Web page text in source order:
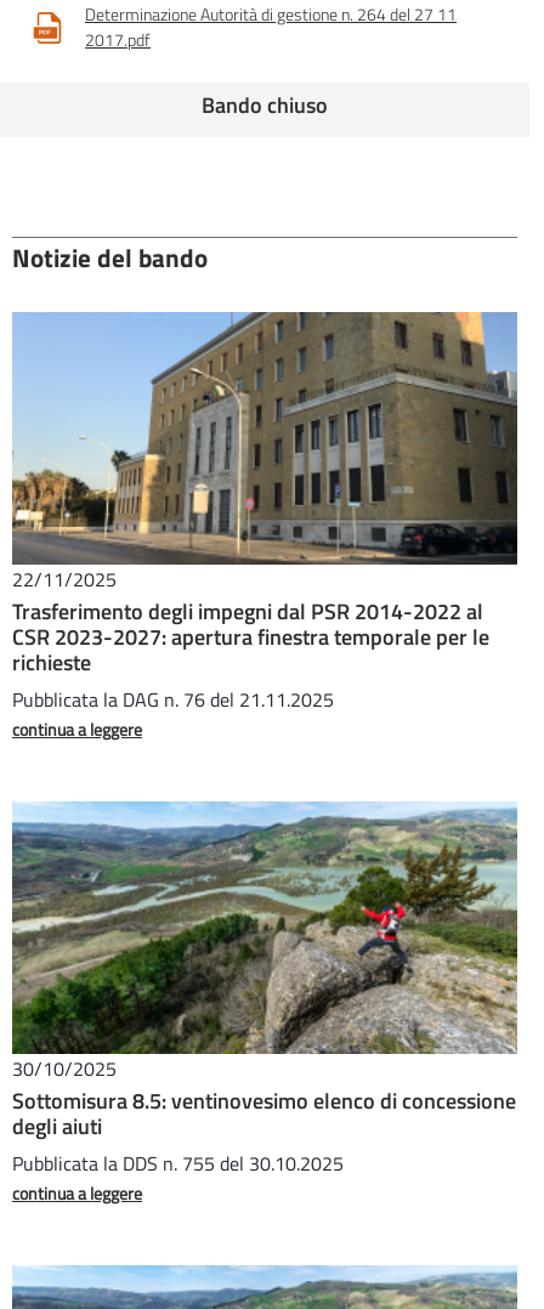
Determinazione Autorità di gestione n. 264 del 27 11
2017.pdf
Bando chiuso
Notizie del bando
22/11/2025
Trasferimento degli impegni dal PSR 2014-2022 al
CSR 2023-2027: apertura finestra temporale per le
richieste
Pubblicata la DAG n. 76 del 21.11.2025
continua a leggere
30/10/2025
Sottomisura 8.5: ventinovesimo elenco di concessione
degli aiuti
Pubblicata la DDS n. 755 del 30.10.2025
continua a leggere